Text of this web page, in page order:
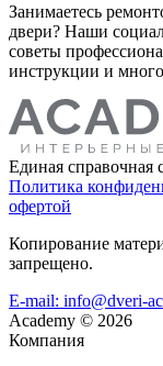
Занимаетесь
двери? Наши
советы
инструкции и
Единая справочная
Политика
офертой
Копирование
запрещено.
E-mail: info@dveri-
Academy © 2026
Компания